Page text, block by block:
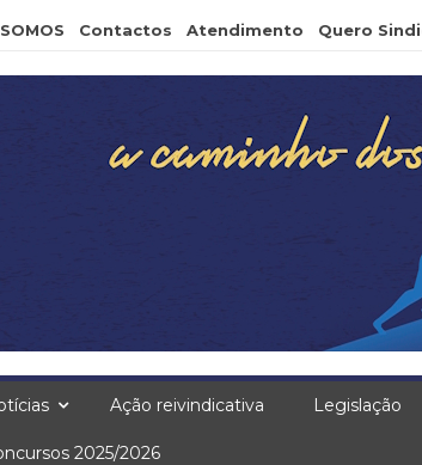
Contactos Atendimento Quero
Ação reivindicativa Legislação
2025/2026